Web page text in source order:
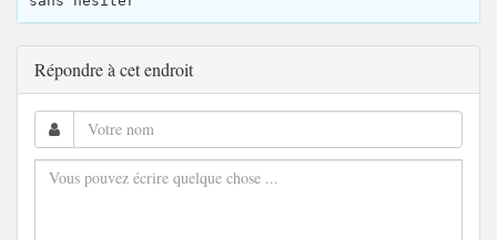
Répondre à cet endroit